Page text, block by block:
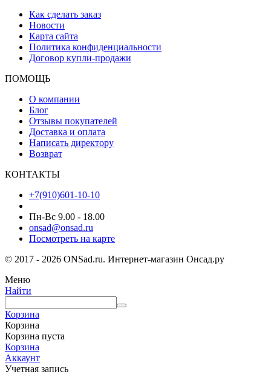
Как сделать заказ
Новости
Карта сайта
Политика конфиденциальности
Договор купли-продажи
ПОМОЩЬ
О компании
Блог
Отзывы покупателей
Доставка и оплата
Написать директору
Возврат
КОНТАКТЫ
+7(910)601-10-10
Пн-Вс 9.00 - 18.00
onsad@onsad.ru
Посмотреть на карте
© 2017 - 2026 ONSad.ru. Интернет-магазин Онсад.ру
Меню
Найти
Корзина
Корзина
Корзина пуста
Корзина
Аккаунт
Учетная запись